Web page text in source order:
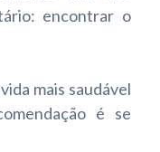
encontrar o
mais saudável
é se